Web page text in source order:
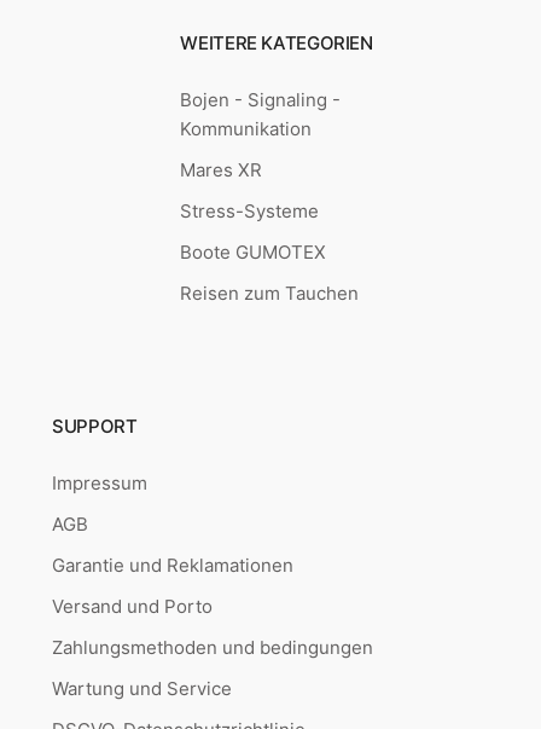
WEITERE KATEGORIEN
Bojen - Signaling -
Kommunikation
Mares XR
Stress-Systeme
Boote GUMOTEX
Reisen zum Tauchen
SUPPORT
Impressum
AGB
Garantie und Reklamationen
Versand und Porto
Zahlungsmethoden und bedingungen
Wartung und Service